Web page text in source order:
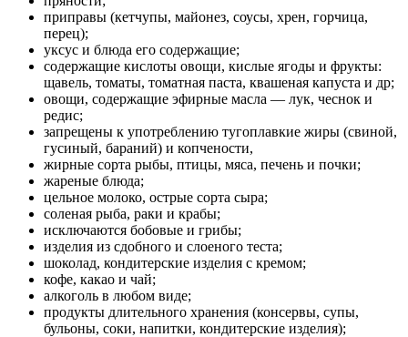
приправы (кетчупы, майонез, соусы, хрен, горчица,
перец);
уксус и блюда его содержащие;
содержащие кислоты овощи, кислые ягоды и фрукты:
щавель, томаты, томатная паста, квашеная капуста и др;
овощи, содержащие эфирные масла — лук, чеснок и
редис;
запрещены к употреблению тугоплавкие жиры (свиной,
гусиный, бараний) и копчености,
жирные сорта рыбы, птицы, мяса, печень и почки;
жареные блюда;
цельное молоко, острые сорта сыра;
соленая рыба, раки и крабы;
исключаются бобовые и грибы;
изделия из сдобного и слоеного теста;
шоколад, кондитерские изделия с кремом;
кофе, какао и чай;
алкоголь в любом виде;
продукты длительного хранения (консервы, супы,
бульоны, соки, напитки, кондитерские изделия);